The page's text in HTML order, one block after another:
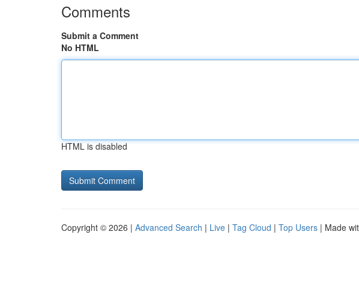
Comments
Submit a Comment
No HTML
HTML is disabled
Copyright © 2026 | Advanced Search | Live | Tag Cloud | Top Users | Made